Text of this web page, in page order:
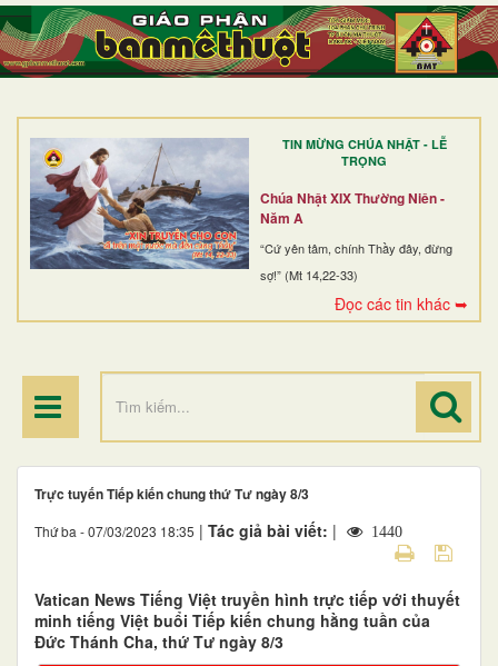
TIN MỪNG CHÚA NHẬT - LỄ
TRỌNG
Chúa Nhật XIX Thường Niên -
Năm A
“Cứ yên tâm, chính Thầy đây, đừng
sợ!” (Mt 14,22-33)
Đọc các tin khác ➥
TRANG NHẤT
GIỚI THIỆU
DÒNG TU
BAN MỤC VỤ
ĐOÀN THỂ CG
ĐIỂM HÀNH HƯƠNG
Trực tuyến Tiếp kiến chung thứ Tư ngày 8/3
Thứ ba - 07/03/2023 18:35 | Tác giả bài viết: | 1440
Vatican News Tiếng Việt truyền hình trực tiếp với thuyết
minh tiếng Việt buổi Tiếp kiến chung hằng tuần của
Đức Thánh Cha, thứ Tư ngày 8/3